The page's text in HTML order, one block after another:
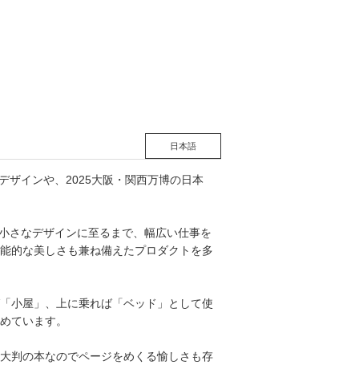
日本語
ザインや、2025大阪・関西万博の日本
さなデザインに至るまで、幅広い仕事を
的な美しさも兼ね備えたプロダクトを多
小屋」、上に乗れば「ベッド」として使
ています。
判の本なのでページをめくる愉しさも存